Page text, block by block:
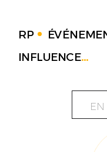
RP
INFLUENCE...
EN